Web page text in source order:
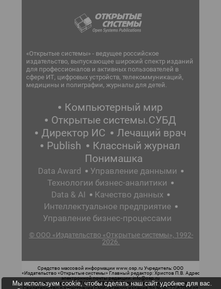
«Открытые системы» - ведущее российское
издательство, выпускающее широкий спектр изданий
для профессионалов и активных пользователей в
сфере ИТ, цифровых устройств, телекоммуникаций,
медицины и полиграфии, журналы для детей.
Компьютерный мир
Открытые системы.СУБД
Директор ИС
Лечащий врач
Publish
Классный журнал
Понимашка
Data Award
Управление данными
Технологии бизнес-аналитики
Data & AI
Качество данных
Интеллектуальное предприятие
Управление бизнес-процессами
© ООО «Издательство «Открытые системы», 1992-
2026.
Средство массовой информации www.osp.ru Учредитель: ООО
«Издательство «Открытые системы» Главный редактор: Христов П.В. Адрес
электронной почты редакции: info@osp.ru
Телефон редакции: 7 (499) 703-18-54 Возрастная маркировка: 12+
Свидетельство о регистрации СМИ сетевого издания Эл.№ ФС77-62008 от
Мы используем cookie, чтобы сделать наш сайт удобнее для вас.